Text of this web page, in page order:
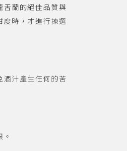
舌蘭的絕佳品質與
度時，才進行揀選
酒汁產生任何的苦